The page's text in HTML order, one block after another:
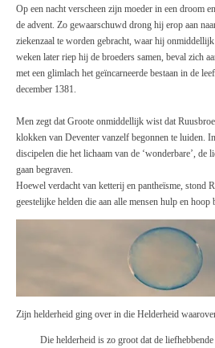
Op een nacht verscheen zijn moeder in een droom
de advent. Zo gewaarschuwd drong hij erop aan
ziekenzaal te worden gebracht, waar hij
weken later riep hij de broeders samen, beval zich
met een glimlach het geïncarneerde bestaan in de
december 1381.
Men zegt dat Groote onmiddellijk wist dat
klokken van Deventer vanzelf begonnen te luiden.
discipelen die het lichaam van de ‘wonderbare’, de
gaan begraven.
Hoewel verdacht van ketterij en pantheïsme, stond
geestelijke helden die aan alle mensen hulp en hoop
Zijn helderheid ging over in die Helderheid
Die helderheid is zo groot dat de